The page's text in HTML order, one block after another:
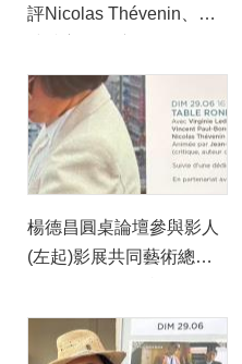
評Nicolas Thévenin、胡
Ledoyen、拉羅歇爾影展
藝術總監Sylvie Pras與
Sophie Mirouze、經典片
商Carlotta Films負責人
Vincent Paul-Boncour、
南特影展創辦人Alain
Jalladeau (巴文中心提供)
楊德昌圓桌論壇參與影人
(左起)影展共同藝術總監
Michel Frodon、演員
Virginie Ledoyen、影評